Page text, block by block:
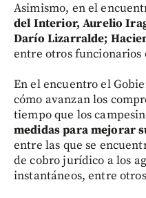
Asimismo, en el
del Interior, Aurelio
Darío Lizarralde;
entre otros funcionarios
En el encuentro el
cómo avanzan los
tiempo que los
medidas para mejorar
entre las que se
de cobro jurídico a los
instantáneos, entre